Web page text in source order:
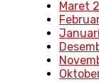
Maret